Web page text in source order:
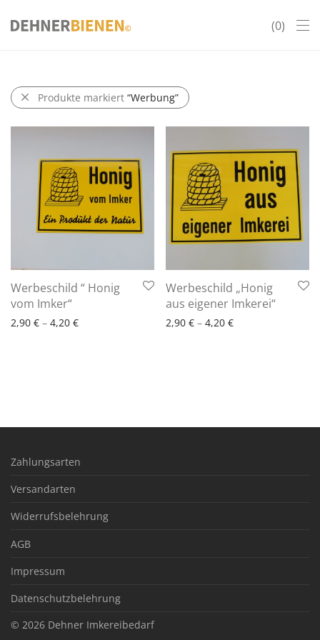
0
Produkte markiert “Werbung”
Werbeschild “ Honig
vom Imker“
2,90 € – 4,20 €
Werbeschild „Honig
aus eigener Imkerei“
2,90 € – 4,20 €
Zahlungsarten
Versandarten
Widerrufsbelehrung
AGB
Impressum
Datenschutzbelehrung
© 2026 Dehner Imkereibedarf